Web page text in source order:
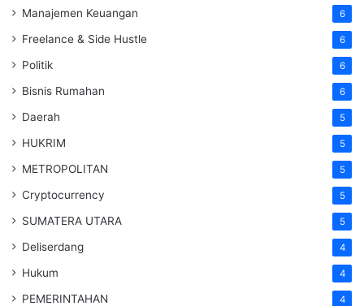
Manajemen Keuangan 6
Freelance & Side Hustle 6
Politik 6
Bisnis Rumahan 6
Daerah 5
HUKRIM 5
METROPOLITAN 5
Cryptocurrency 5
SUMATERA UTARA 5
Deliserdang 4
Hukum 4
PEMERINTAHAN 4